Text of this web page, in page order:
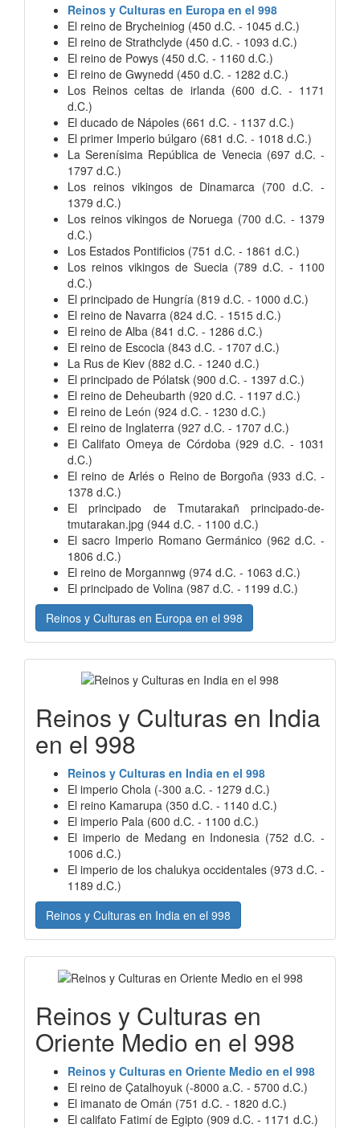
Reinos y Culturas en Europa en el 998
El reino de Brycheiniog (450 d.C. - 1045 d.C.)
El reino de Strathclyde (450 d.C. - 1093 d.C.)
El reino de Powys (450 d.C. - 1160 d.C.)
El reino de Gwynedd (450 d.C. - 1282 d.C.)
Los Reinos celtas de irlanda (600 d.C. - 1171
d.C.)
El ducado de Nápoles (661 d.C. - 1137 d.C.)
El primer Imperio búlgaro (681 d.C. - 1018 d.C.)
La Serenísima República de Venecia (697 d.C. -
1797 d.C.)
Los reinos vikingos de Dinamarca (700 d.C. -
1379 d.C.)
Los reinos vikingos de Noruega (700 d.C. - 1379
d.C.)
Los Estados Pontificios (751 d.C. - 1861 d.C.)
Los reinos vikingos de Suecia (789 d.C. - 1100
d.C.)
El principado de Hungría (819 d.C. - 1000 d.C.)
El reino de Navarra (824 d.C. - 1515 d.C.)
El reino de Alba (841 d.C. - 1286 d.C.)
El reino de Escocia (843 d.C. - 1707 d.C.)
La Rus de Kiev (882 d.C. - 1240 d.C.)
El principado de Pólatsk (900 d.C. - 1397 d.C.)
El reino de Deheubarth (920 d.C. - 1197 d.C.)
El reino de León (924 d.C. - 1230 d.C.)
El reino de Inglaterra (927 d.C. - 1707 d.C.)
El Califato Omeya de Córdoba (929 d.C. - 1031
d.C.)
El reino de Arlés o Reino de Borgoña (933 d.C. -
1378 d.C.)
El principado de Tmutarakañ principado-de-
tmutarakan.jpg (944 d.C. - 1100 d.C.)
El sacro Imperio Romano Germánico (962 d.C. -
1806 d.C.)
El reino de Morgannwg (974 d.C. - 1063 d.C.)
El principado de Volina (987 d.C. - 1199 d.C.)
Reinos y Culturas en Europa en el 998
Reinos y Culturas en India
en el 998
Reinos y Culturas en India en el 998
El imperio Chola (-300 a.C. - 1279 d.C.)
El reino Kamarupa (350 d.C. - 1140 d.C.)
El imperio Pala (600 d.C. - 1100 d.C.)
El imperio de Medang en Indonesia (752 d.C. -
1006 d.C.)
El imperio de los chalukya occidentales (973 d.C. -
1189 d.C.)
Reinos y Culturas en India en el 998
Reinos y Culturas en
Oriente Medio en el 998
Reinos y Culturas en Oriente Medio en el 998
El reino de Çatalhoyuk (-8000 a.C. - 5700 d.C.)
El imanato de Omán (751 d.C. - 1820 d.C.)
El califato Fatimí de Egipto (909 d.C. - 1171 d.C.)